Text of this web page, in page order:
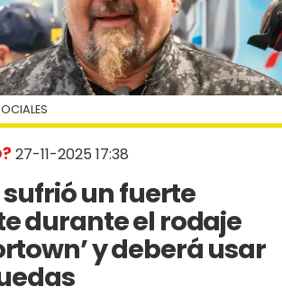
27-11-2025 17:38
sufrió un fuerte
durante el rodaje
y deberá usar